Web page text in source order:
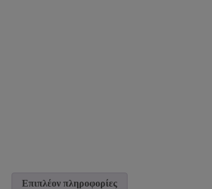
Επιπλέον πληροφορίες